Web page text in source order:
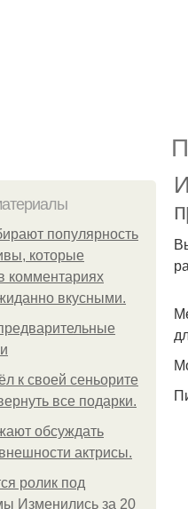
популярность
которые
комментариях
вкусными.
к своей сеньорите
все подарки.
обсуждать
актрисы.
ролик под
Изменились за 20